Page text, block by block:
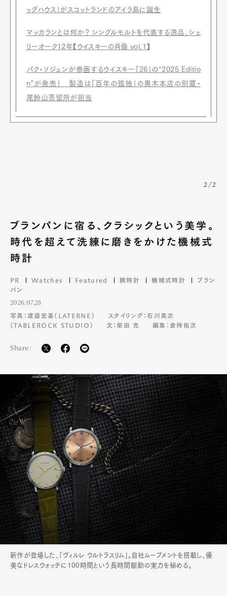
ッグハウス」がスコットランドのアイラ島に誕生
マッカランとは何か？ シングルモルトを代表する逸品、シェ
リーオーク12年【ウイスキーの肖像 vol.1】
パク・ソジュンが参画するウイスキー「26」の“2025 Editio
n”が発売！ 製造は「百年の孤独」の黒木本店の別蔵・
尾鈴⼭蒸留所が担当
2/2
ブランパンに宿る、クラシックという美学。
時代を超えて洗練に磨きをかけた機械式
時計
PR Watches Featured 腕時計 機械式時計
ブラン
パン
2026.07.28
写真：渡邉宏基（LATERNE）
スタイリング：石川英次
（TABLEROCK STUDIO）
文：柴田 充 編集：倉持佑次
Share:
新作が登場した、「ヴィルレ ウルトラスリム」。自社ムーブメントを搭載し、優
美なドレスウォッチに100時間という長時間駆動の実力を秘める。